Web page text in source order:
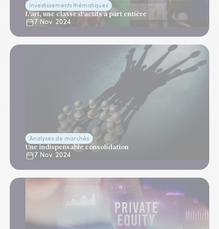
Investissements thématiques
L'art, une classe d'actifs à part entière
7 Nov. 2024
Analyses de marchés
Une indispensable consolidation
7 Nov. 2024